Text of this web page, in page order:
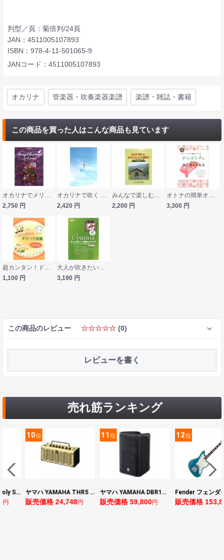
判型／頁：菊倍判/24頁
JAN：4511005107893
ISBN：978-4-11-501065-9
JANコード：4511005107893
オカリナ 管楽器・吹奏楽器楽譜 楽譜・雑誌・書籍
この商品を買った人はこんな商品も見ています
オカリナでメリークリスマス ドレミ楽譜出版
2,750 円
オカリナで吹く 朝ドラ アルソ出版
2,420 円
みんなで楽しむオカリナデュエット曲集 2 練習用伴奏CD付 ライリスト社
2,200 円
オトナの簡単オカリナ がんばらずに吹ける初心者の人気曲 アルトC管 お手本CD付 シンコーミュージック
3,300 円
超カンタン！ドレミふりがな付き いますぐ吹けるオカリナ曲集 第2版 全音楽譜出版社
1,100 円
大人が吹きたい趣味のオカリナ スタジオジブリの人気22曲 改訂版 C管対応 模範演奏CD＋カラオケCD付 シンコーミュージック
3,190 円
この商品のレビュー ☆☆☆☆☆ (0)
レビューを書く
売れ筋ランキング
ヤマハ YAMAHA THR5 コンパクトギターアンプ 小型アンプ
円
ヤマハ YAMAHA DBR10 パワードスピーカー
販売価格 59,800 円
12位
Fender フェンダー Made in Japan Traditional Late 60s Jazzmaster RW Ocean Turquoise Metallic エレキギター
販売価格 153,896 円 販売価格